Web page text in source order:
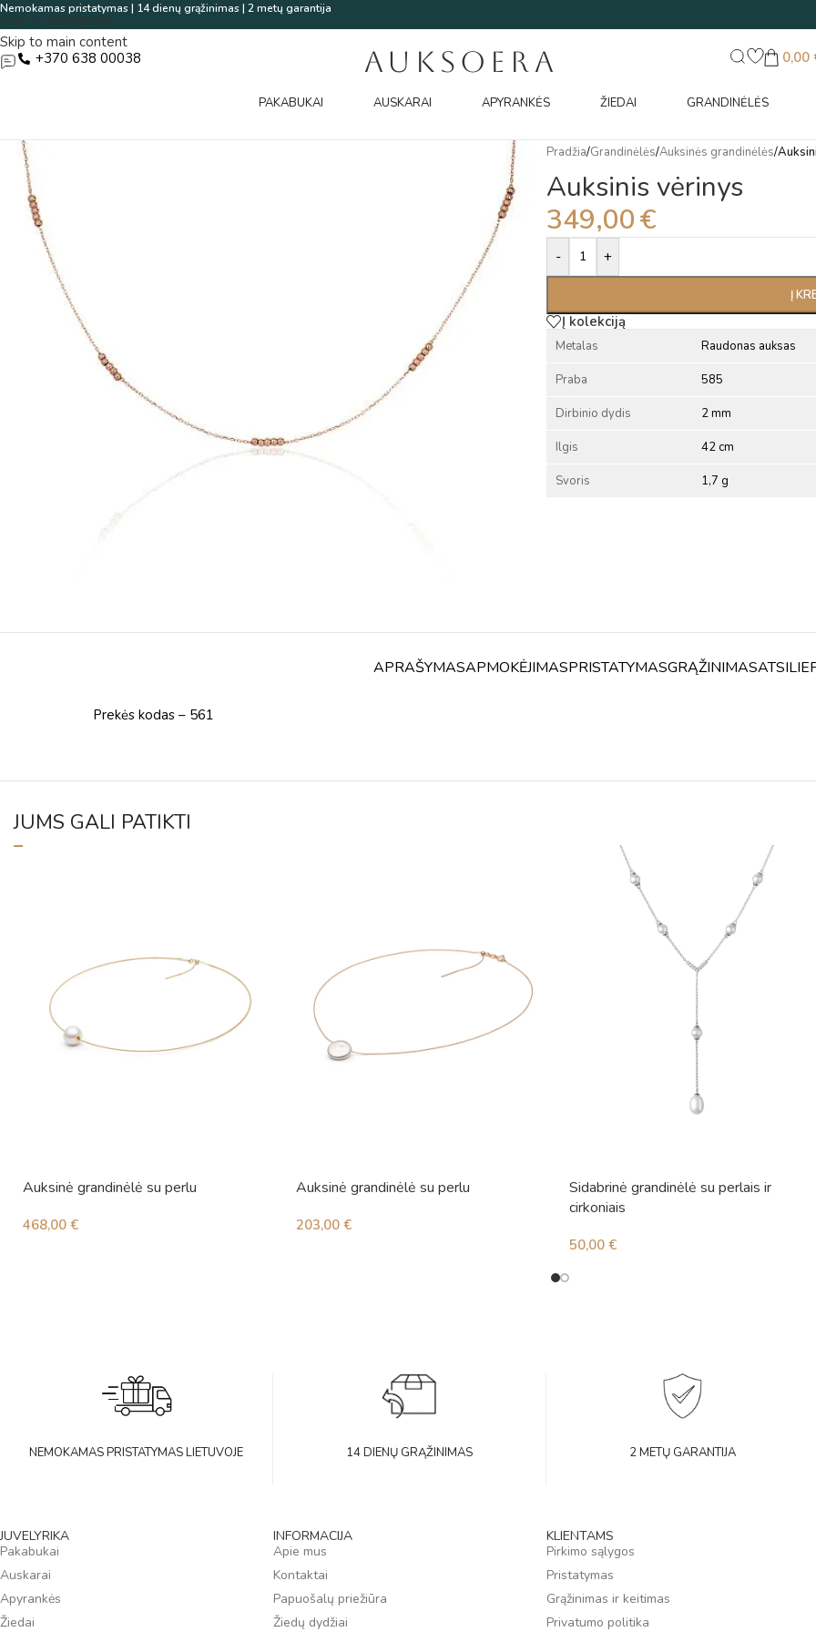
Skip to navigation
Skip to main content
Nemokamas pristatymas | 14 dienų grąžinimas | 2 metų garantija
+370 638 00038 AUKSOERA 0,00
PAKABUKAI AUSKARAI APYRANKĖS ŽIEDAI GRANDINĖLĖS
Pradžia/Grandinėlės/Auksinės grandinėlės/
Auksinis vėrinys
349,00€
- +
Į
Alternative:
Į kolekciją
Metalas Raudonas auksas
Praba 585
Dirbinio dydis 2 mm
Ilgis 42 cm
Svoris 1,7 g
APRAŠYMASAPMOKĖJIMASPRISTATYMASGRĄŽINIMAS
Prekės kodas – 561
JUMS GALI PATIKTI
Auksinė grandinėlė su perlu
468,00 €
Auksinė grandinėlė su perlu
203,00 €
Sidabrinė grandinėlė su perlais ir
cirkoniais
50,00 €
NEMOKAMAS PRISTATYMAS LIETUVOJE 14 DIENŲ GRĄŽINIMAS 2 METŲ GARANTIJA
JUVELYRIKA
Pakabukai
Auskarai
Apyrankės
Žiedai
INFORMACIJA
Apie mus
Kontaktai
Papuošalų priežiūra
Žiedų dydžiai
KLIENTAMS
Pirkimo sąlygos
Pristatymas
Grąžinimas ir keitimas
Privatumo politika